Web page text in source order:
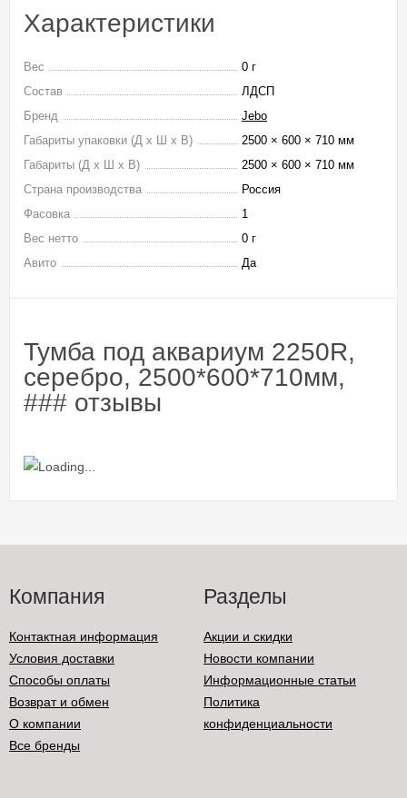
Характеристики
Вес
0 г
Состав
ЛДСП
Бренд
Jebo
Габариты упаковки (Д х Ш х В)
2500 × 600 × 710 мм
Габариты (Д х Ш х В)
2500 × 600 × 710 мм
Страна производства
Россия
Фасовка
1
Вес нетто
0 г
Авито
Да
Тумба под аквариум 2250R,
серебро, 2500*600*710мм,
### отзывы
Компания
Контактная информация
Условия доставки
Способы оплаты
Возврат и обмен
О компании
Все бренды
Разделы
Акции и скидки
Новости компании
Информационные статьи
Политика
конфиденциальности